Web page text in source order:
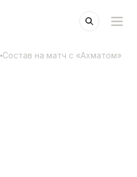
Состав на матч с «Ахматом»